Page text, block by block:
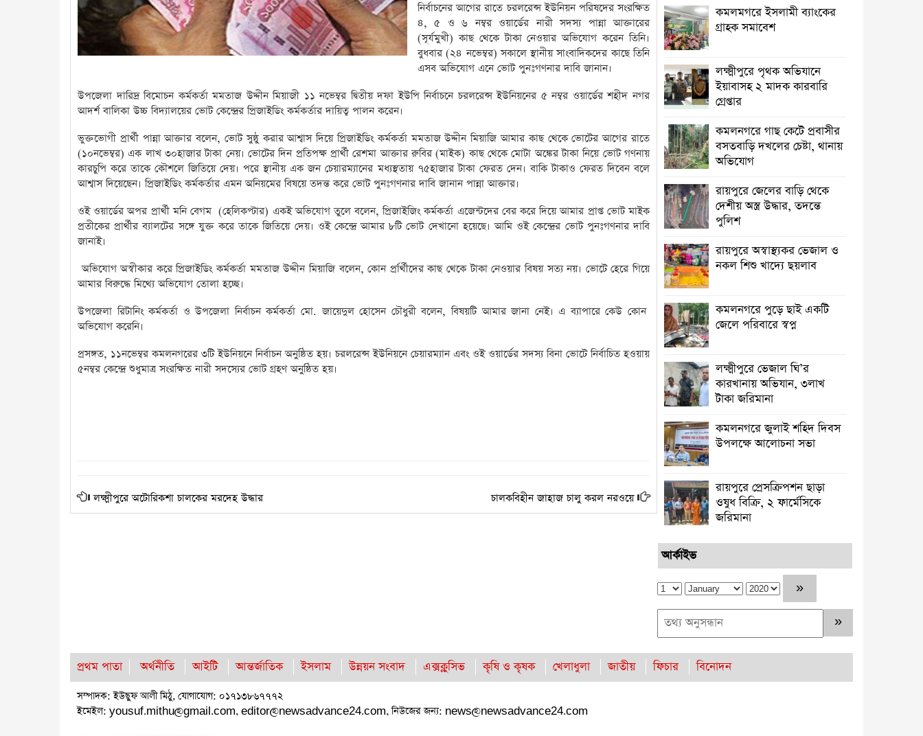
নির্বাচনের আগের রাতে চরলরেন্স ইউনিয়ন পরিষদের সংরক্ষিত
৪, ৫ ও ৬ নম্বর ওয়ার্ডের নারী সদস্য পান্না আক্তারের
(সূর্যমুখী) কাছ থেকে টাকা নেওয়ার অভিযোগ করেন তিনি।
বুধবার (২৪ নভেম্বর) সকালে স্থানীয় সাংবাদিকদের কাছে তিনি
এসব অভিযোগ এনে ভোট পুনঃগণনার দাবি জানান।
উপজেলা দারিদ্র বিমোচন কর্মকর্তা মমতাজ উদ্দীন মিয়াজী ১১ নভেম্বর দ্বিতীয় দফা ইউপি নির্বাচনে চরলরেন্স ইউনিয়নের ৫ নম্বর ওয়ার্ডের শহীদ নগর
আদর্শ বালিকা উচ্চ বিদ্যালয়ের ভোট কেন্দ্রের প্রিজাইডিং কর্মকর্তার দায়িত্ব পালন করেন।
ভুক্তভোগী প্রার্থী পান্না আক্তার বলেন, ভোট সুষ্ঠু করার আশ্বাস দিয়ে প্রিজাইডিং কর্মকর্তা মমতাজ উদ্দীন মিয়াজি আমার কাছ থেকে ভোটের আগের রাতে
(১০নভেম্বর) এক লাখ ৩০হাজার টাকা নেয়। ভোটের দিন প্রতিপক্ষ প্রার্থী রেশমা আক্তার রুবির (মাইক) কাছ থেকে মোটা অঙ্কের টাকা নিয়ে ভোট গণনায়
কারচুপি করে তাকে কৌশলে জিতিয়ে দেয়। পরে স্থানীয় এক জন চেয়ারম্যানের মধ্যস্থতায় ৭৫হাজার টাকা ফেরত দেন। বাকি টাকাও ফেরত দিবেন বলে
আশ্বাস দিয়েছেন। প্রিজাইডিং কর্মকর্তার এমন অনিয়মের বিষয়ে তদন্ত করে ভোট পুনঃগণনার দাবি জানান পান্না আক্তার।
ওই ওয়ার্ডের অপর প্রার্থী মনি বেগম (হেলিকপ্টার) একই অভিযোগ তুলে বলেন, প্রিজাইজিং কর্মকর্তা এজেন্টদের বের করে দিয়ে আমার প্রাপ্ত ভোট মাইক
প্রতীকের প্রার্থীর ব্যালটের সঙ্গে যুক্ত করে তাকে জিতিয়ে দেয়। ওই কেন্দ্রে আমার ৮টি ভোট দেখানো হয়েছে। আমি ওই কেন্দ্রের ভোট পুনঃগণনার দাবি
জানাই।
অভিযোগ অস্বীকার করে প্রিজাইডিং কর্মকর্তা মমতাজ উদ্দীন মিয়াজি বলেন, কোন প্রার্র্থীদের কাছ থেকে টাকা নেওয়ার বিষয় সত্য নয়। ভোটে হেরে গিয়ে
আমার বিরুদ্ধে মিথ্যে অভিযোগ তোলা হচ্ছে।
উপজেলা রিটানিং কর্মকর্তা ও উপজেলা নির্বাচন কর্মকর্তা মো. জায়েদুল হোসেন চৌধুরী বলেন, বিষয়টি আমার জানা নেই। এ ব্যাপারে কেউ কোন
অভিযোগ করেনি।
প্রসঙ্গত, ১১নভেম্বর কমলনগরের ৩টি ইউনিয়নে নির্বাচন অনুষ্ঠিত হয়। চরলরেন্স ইউনিয়নে চেয়ারম্যান এবং ওই ওয়ার্ডের সদস্য বিনা ভোটে নির্বাচিত হওয়ায়
৫নম্বর কেন্দ্রে শুধুমাত্র সংরক্ষিত নারী সদস্যের ভোট গ্রহণ অনুষ্ঠিত হয়।
লক্ষ্মীপুরে অটোরিকশা চালকের মরদেহ উদ্ধার চালকবিহীন জাহাজ চালু করল নরওয়ে
রায়পুরে অস্বাস্থ্যকর ভেজাল ও নকল শিশু
খাদ্যে ছয়লাব
কমলনগরে পুড়ে ছাই একটি জেলে
পরিবারে স্বপ্ন
লক্ষ্মীপুরে ভেজাল ঘি’র কারখানায়
অভিযান, ৩লাখ টাকা জরিমানা
কমলনগরে জুলাই শহিদ দিবস উপলক্ষে
আলোচনা সভা
রায়পুরে প্রেসক্রিপশন ছাড়া ওষুধ বিক্রি, ২
ফার্মেসিকে জরিমানা ‎
তিন বছরেও শেষ হয়নি রায়পুর পৌরসভার
ড্রেনেজ নির্মান কাজ, ভোগান্তি
আমার ঘরের ডাক্তার ও বিপদের বন্ধু ডা.
আমান
কমলনগরে আওয়ামী লীগ নেতার
জামায়াতে যোগদান ‎
সলিমুল্লাহ খানকে ঘিরে বিতর্ক:
সমালোচনা, প্রতিহিংসা নাকি
পারশ্রীকাতরতা?
কমলমগরে ইসলামী ব্যাংকের
গ্রাহক সমাবেশ ‎
লক্ষ্মীপুরে পৃথক অভিযানে
ইয়াবাসহ ২ মাদক কারবারি
গ্রেপ্তার
কমলনগরে গাছ কেটে প্রবাসীর
বসতবাড়ি ‎দখলের চেষ্টা, থানায়
অভিযোগ
রায়পুরে জেলের বাড়ি থেকে
দেশীয় অস্ত্র উদ্ধার, তদন্তে
পুলিশ
রায়পুরে অস্বাস্থ্যকর ভেজাল ও
নকল শিশু খাদ্যে ছয়লাব
কমলনগরে পুড়ে ছাই একটি
জেলে পরিবারে স্বপ্ন
লক্ষ্মীপুরে ভেজাল ঘি’র
কারখানায় অভিযান, ৩লাখ
টাকা জরিমানা
কমলনগরে জুলাই শহিদ দিবস
উপলক্ষে আলোচনা সভা
রায়পুরে প্রেসক্রিপশন ছাড়া
ওষুধ বিক্রি, ২ ফার্মেসিকে
জরিমানা ‎
আর্কাইভ
প্রথম পাতা অর্থনীতি আইটি আন্তর্জাতিক ইসলাম উন্নয়ন সংবাদ এক্সক্লুসিভ কৃষি ও কৃষক খেলাধুলা জাতীয় ফিচার বিনোদন
সম্পাদক: ইউছুফ আলী মিঠু, যোগাযোগ: ০১৭১৩৮৬৭৭৭২
ইমেইল: yousuf.mithu@gmail.com, editor@newsadvance24.com, নিউজের জন্য: news@newsadvance24.com